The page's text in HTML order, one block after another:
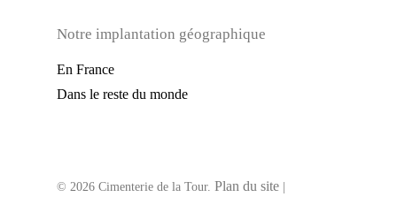
Notre implantation géographique
En France
Dans le reste du monde
© 2026 Cimenterie de la Tour. Plan du site